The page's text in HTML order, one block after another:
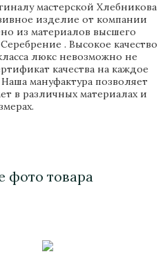
мастерской Хлебникова
изделие от компании
из материалов высшего
. Высокое качество
люкс невозможно не
качества на каждое
мануфактура позволяет
в различных материалах и
фото товара